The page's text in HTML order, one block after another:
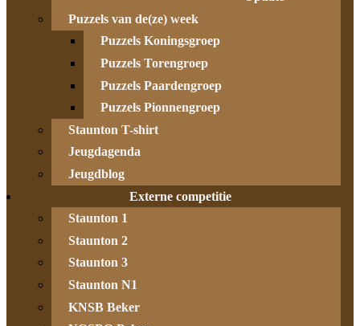
Puzzels van de(ze) week
Puzzels Koningsgroep
Puzzels Torengroep
Puzzels Paardengroep
Puzzels Pionnengroep
Staunton T-shirt
Jeugdagenda
Jeugdblog
Externe competitie
Staunton 1
Staunton 2
Staunton 3
Staunton N1
KNSB Beker